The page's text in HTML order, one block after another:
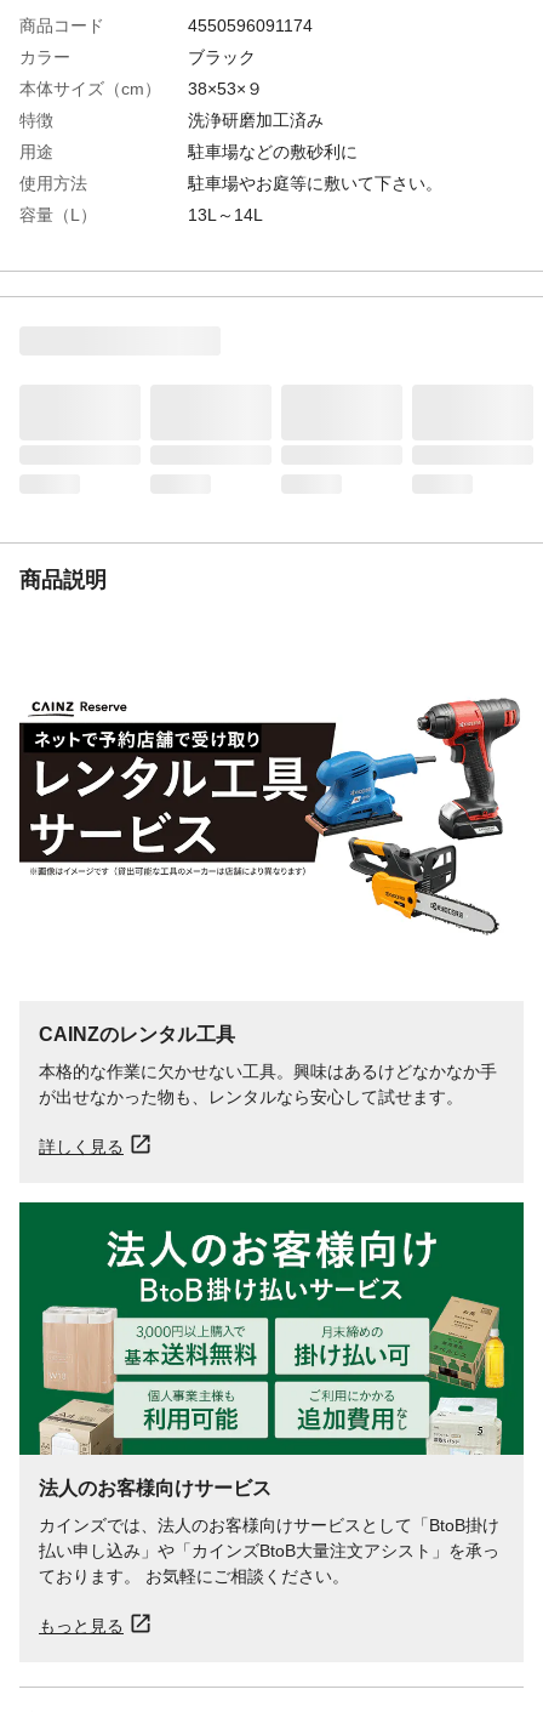
商品コード
4550596091174
カラー
ブラック
本体サイズ（cm）
38×53×９
特徴
洗浄研磨加工済み
用途
駐車場などの敷砂利に
使用方法
駐車場やお庭等に敷いて下さい。
容量（L）
13L～14L
使用上の注意
人に投げたり、口に入れたりしないで下さ
い
商品説明
CAINZのレンタル工具
本格的な作業に欠かせない工具。興味はあるけどなかなか手
が出せなかった物も、レンタルなら安心して試せます。
詳しく見る
法人のお客様向けサービス
カインズでは、法人のお客様向けサービスとして「BtoB掛け
払い申し込み」や「カインズBtoB大量注文アシスト」を承っ
ております。 お気軽にご相談ください。
もっと見る